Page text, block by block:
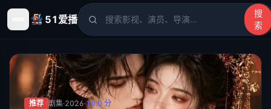
51爱播
搜
索
51爱播 - 电影、电视剧、动漫、综艺、短剧高清在线观看
推荐 剧集·2026·10.0 分